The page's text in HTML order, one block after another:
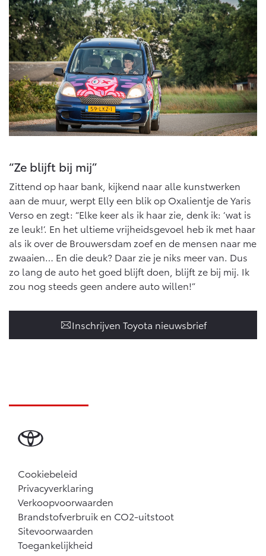
“Ze blijft bij mij”
Zittend op haar bank, kijkend naar alle kunstwerken
aan de muur, werpt Elly een blik op Oxalientje de Yaris
Verso en zegt: “Elke keer als ik haar zie, denk ik: ‘wat is
ze leuk!’. En het ultieme vrijheidsgevoel heb ik met haar
als ik over de Brouwersdam zoef en de mensen naar me
zwaaien… En die deuk? Daar zie je niks meer van. Dus
zo lang de auto het goed blijft doen, blijft ze bij mij. Ik
zou nog steeds geen andere auto willen!”
Inschrijven Toyota nieuwsbrief
Cookiebeleid
Privacyverklaring
Verkoopvoorwaarden
Brandstofverbruik en CO2-uitstoot
Sitevoorwaarden
Toegankelijkheid